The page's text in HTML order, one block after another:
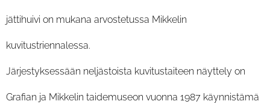
jättihuivi on mukana arvostetussa Mikkelin
kuvitustriennalessa.
Järjestyksessään neljästoista kuvitustaiteen näyttely on
Grafian ja Mikkelin taidemuseon vuonna 1987 käynnistämä